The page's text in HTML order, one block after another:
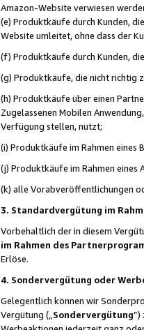
Amazon-Website verwiesen
(e) Produktkäufe durch Kunden,
Website umleitet, ohne dass der
(f) Produktkäufe durch Kunden,
(g) Produktkäufe, die nicht richtig
(h) Produktkäufe über einen
Zugelassenen Mobilen
Verfügung stellen, nutzt;
(i) Produktkäufe im Rahmen
(j) Produktkäufe im Rahmen eines
(k) alle Vorabveröffentlichungen
3. Standardvergütung im
Vorbehaltlich der in diesem
im Rahmen des
Erlöse.
4. Sondervergütung oder
Gelegentlich können wir
Vergütung („ Sondervergütung”)